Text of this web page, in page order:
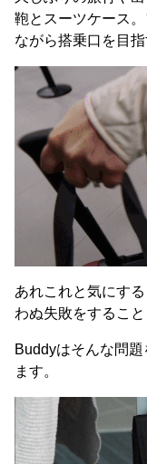
鞄とスーツケース
ながら搭乗口を目
あれこれと気にす
わぬ失敗をすること
Buddyはそんな問
ます。